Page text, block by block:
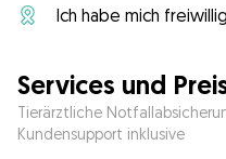
Ich habe mich
Services und
Tierärztliche
Kundensupport inklusive